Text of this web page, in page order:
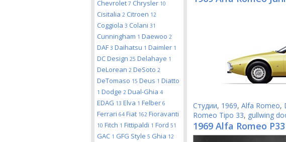
Chevrolet 7 Chrysler 10
Cisitalia 2 Citroen 12
Coggiola 3 Colani 31
Cunningham 1 Daewoo 2
DAF 3 Daihatsu 1 Daimler 1
DC Design 25 Delahaye 1
DeLorean 2 DeSoto 2
DeTomaso 15 Deus 1 Diatto
1 Dodge 2 Dual-Ghia 4
EDAG 13 Elva 1 Felber 6
Ferrari 64 Fiat 162 Fioravanti
10 Fitch 1 Fittipaldi 1 Ford 51
GAC 1 GFG Style 5 Ghia 12
Студии, 1969, Alfa Romeo,
Romeo Tipo 33, gullwing
1969 Alfa Romeo